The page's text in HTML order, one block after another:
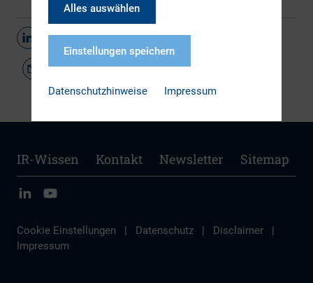
Teilen
IR-Wissen Kontakt Newsletter Sitemap
Cookie Einstellungen | Datenschutz | Disclaimer
|
Impressum
Alles auswählen
Einstellungen speichern
Datenschutzhinweise Impressum